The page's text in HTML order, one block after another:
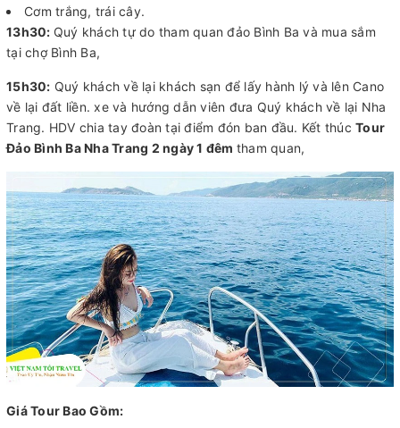
Cơm trắng, trái cây.
13h30: Quý khách tự do tham quan đảo Bình Ba và mua sắm
tại chợ Bình Ba,
15h30: Quý khách về lại khách sạn để lấy hành lý và lên Cano
về lại đất liền. xe và hướng dẫn viên đưa Quý khách về lại Nha
Trang. HDV chia tay đoàn tại điểm đón ban đầu. Kết thúc Tour
Đảo Bình Ba Nha Trang 2 ngày 1 đêm tham quan,
Giá Tour Bao Gồm: